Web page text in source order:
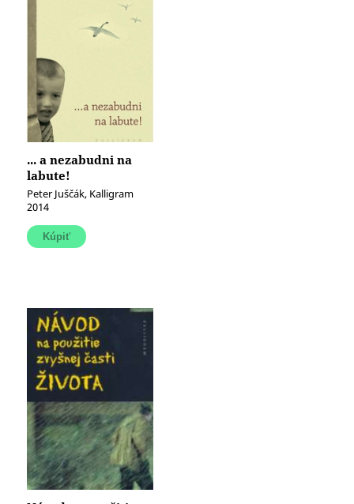
... a nezabudni na
labute!
Peter Juščák, Kalligram
2014